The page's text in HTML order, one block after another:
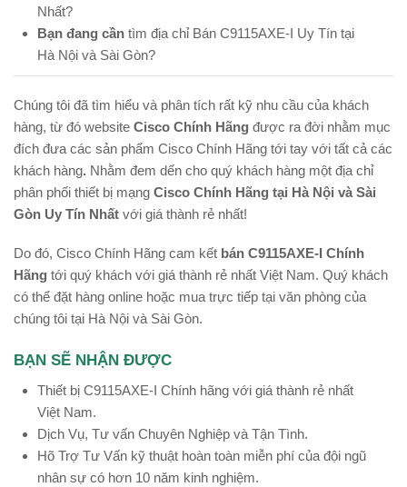
Nhất?
Bạn đang cần tìm địa chỉ Bán C9115AXE-I Uy Tín tại
Hà Nội và Sài Gòn?
Chúng tôi đã tìm hiểu và phân tích rất kỹ nhu cầu của khách
hàng, từ đó website Cisco Chính Hãng được ra đời nhằm mục
đích đưa các sản phẩm Cisco Chính Hãng tới tay với tất cả các
khách hàng. Nhằm đem dến cho quý khách hàng một địa chỉ
phân phối thiết bị mạng Cisco Chính Hãng tại Hà Nội và Sài
Gòn Uy Tín Nhất với giá thành rẻ nhất!
Do đó, Cisco Chính Hãng cam kết bán C9115AXE-I Chính
Hãng tới quý khách với giá thành rẻ nhất Việt Nam. Quý khách
có thể đặt hàng online hoặc mua trực tiếp tại văn phòng của
chúng tôi tại Hà Nội và Sài Gòn.
BẠN SẼ NHẬN ĐƯỢC
Thiết bị C9115AXE-I Chính hãng với giá thành rẻ nhất
Việt Nam.
Dịch Vụ, Tư vấn Chuyên Nghiệp và Tận Tình.
Hõ Trợ Tư Vấn kỹ thuật hoàn toàn miễn phí của đội ngũ
nhân sự có hơn 10 năm kinh nghiệm.